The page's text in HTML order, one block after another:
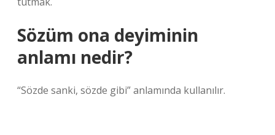
Sözüm ona deyiminin
anlamı nedir?
“Sözde sanki, sözde gibi” anlamında kullanılır.